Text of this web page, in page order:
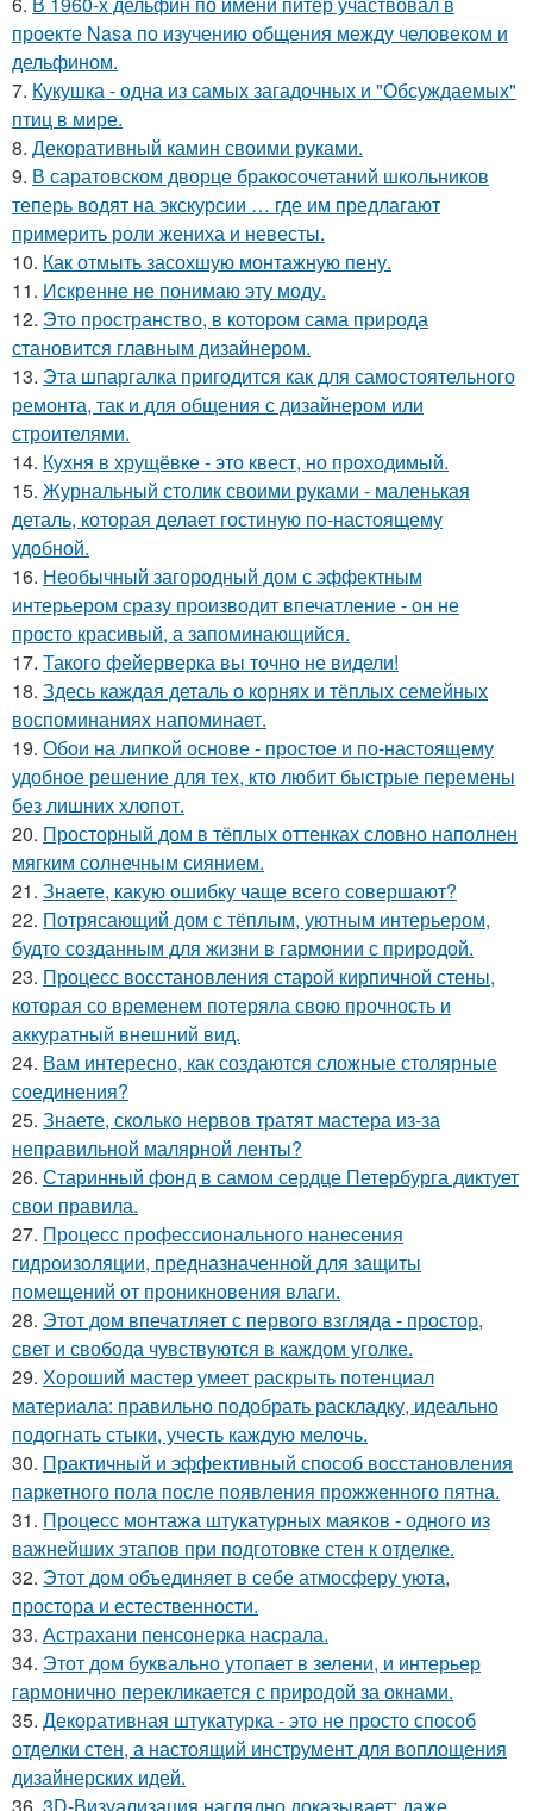
проекте Nasa по изучению общения между человеком и
дельфином.
7. Кукушка - одна из самых загадочных и "Обсуждаемых"
птиц в мире.
8. Декоративный камин своими руками.
9. В саратовском дворце бракосочетаний школьников
теперь водят на экскурсии … где им предлагают
примерить роли жениха и невесты.
10. Как отмыть засохшую монтажную пену.
11. Искренне не понимаю эту моду.
12. Это пространство, в котором сама природа
становится главным дизайнером.
13. Эта шпаргалка пригодится как для самостоятельного
ремонта, так и для общения с дизайнером или
строителями.
14. Кухня в хрущёвке - это квест, но проходимый.
15. Журнальный столик своими руками - маленькая
деталь, которая делает гостиную по-настоящему
удобной.
16. Необычный загородный дом с эффектным
интерьером сразу производит впечатление - он не
просто красивый, а запоминающийся.
17. Такого фейерверка вы точно не видели!
18. Здесь каждая деталь о корнях и тёплых семейных
воспоминаниях напоминает.
19. Обои на липкой основе - простое и по-настоящему
удобное решение для тех, кто любит быстрые перемены
без лишних хлопот.
20. Просторный дом в тёплых оттенках словно наполнен
мягким солнечным сиянием.
21. Знаете, какую ошибку чаще всего совершают?
22. Потрясающий дом с тёплым, уютным интерьером,
будто созданным для жизни в гармонии с природой.
23. Процесс восстановления старой кирпичной стены,
которая со временем потеряла свою прочность и
аккуратный внешний вид.
24. Вам интересно, как создаются сложные столярные
соединения?
25. Знаете, сколько нервов тратят мастера из-за
неправильной малярной ленты?
26. Старинный фонд в самом сердце Петербурга диктует
свои правила.
27. Процесс профессионального нанесения
гидроизоляции, предназначенной для защиты
помещений от проникновения влаги.
28. Этот дом впечатляет с первого взгляда - простор,
свет и свобода чувствуются в каждом уголке.
29. Хороший мастер умеет раскрыть потенциал
материала: правильно подобрать раскладку, идеально
подогнать стыки, учесть каждую мелочь.
30. Практичный и эффективный способ восстановления
паркетного пола после появления прожженного пятна.
31. Процесс монтажа штукатурных маяков - одного из
важнейших этапов при подготовке стен к отделке.
32. Этот дом объединяет в себе атмосферу уюта,
простора и естественности.
33. Астрахани пенсонерка насрала.
34. Этот дом буквально утопает в зелени, и интерьер
гармонично перекликается с природой за окнами.
35. Декоративная штукатурка - это не просто способ
отделки стен, а настоящий инструмент для воплощения
дизайнерских идей.